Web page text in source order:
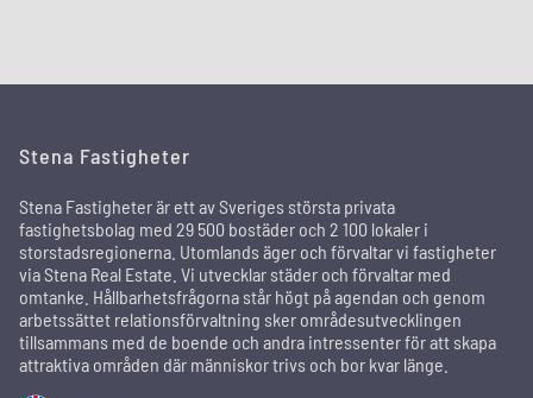
Stena Fastigheter
Stena Fastigheter är ett av Sveriges största privata
fastighetsbolag med 29 500 bostäder och 2 100 lokaler i
storstadsregionerna. Utomlands äger och förvaltar vi fastigheter
via Stena Real Estate. Vi utvecklar städer och förvaltar med
omtanke. Hållbarhetsfrågorna står högt på agendan och genom
arbetssättet relationsförvaltning sker områdesutvecklingen
tillsammans med de boende och andra intressenter för att skapa
attraktiva områden där människor trivs och bor kvar länge.